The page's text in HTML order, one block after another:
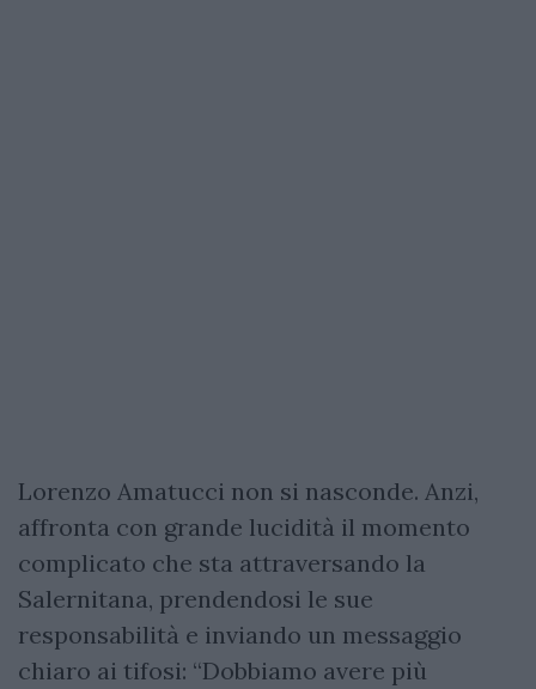
Lorenzo Amatucci non si nasconde. Anzi,
affronta con grande lucidità il momento
complicato che sta attraversando la
Salernitana, prendendosi le sue
responsabilità e inviando un messaggio
chiaro ai tifosi: “Dobbiamo avere più